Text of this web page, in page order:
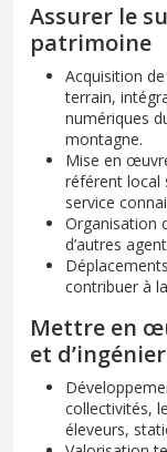
Assurer le
patrimoine
Acquisition
terrain,
numériques
montagne.
Mise en
référent local
service
Organisation
d’autres
contribuer à
Mettre en
et
collectivités,
éleveurs,